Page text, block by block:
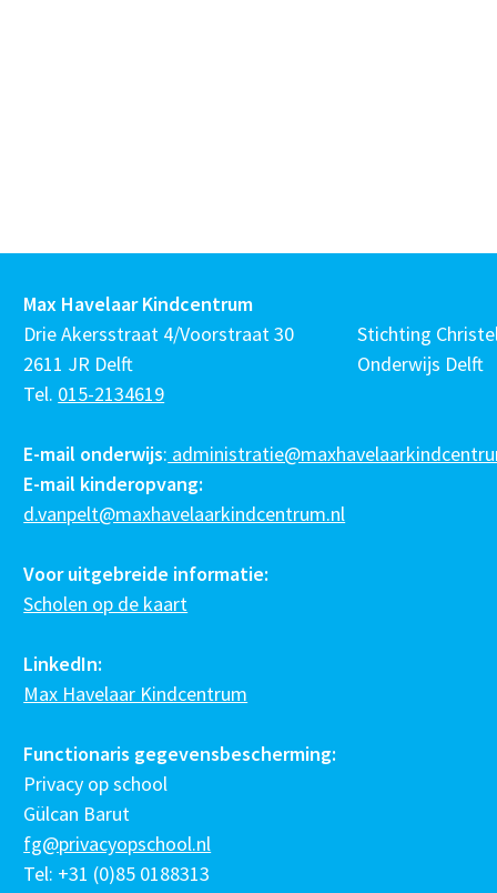
Max Havelaar Kindcentrum
Drie Akersstraat 4/Voorstraat 30
2611 JR Delft
Tel. 015-2134619
E-mail onderwijs:
E-mail kinderopvang:
d.vanpelt@maxhavelaarkindcentrum.nl
Voor uitgebreide informatie:
Scholen op de kaart
LinkedIn:
Max Havelaar Kindcentrum
Functionaris gegevensbescherming:
Privacy op school
Gülcan Barut
fg@privacyopschool.nl
Tel: +31 (0)85 0188313
Stichting
Onderwijs Delft